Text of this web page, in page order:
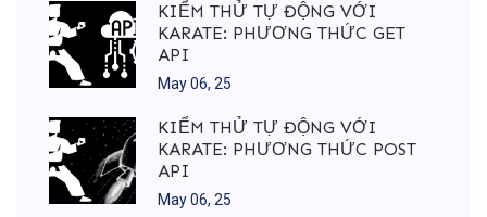
KIỂM THỬ TỰ ĐỘNG VỚI
KARATE: PHƯƠNG THỨC GET
API
May 06, 25
KIỂM THỬ TỰ ĐỘNG VỚI
KARATE: PHƯƠNG THỨC POST
API
May 06, 25